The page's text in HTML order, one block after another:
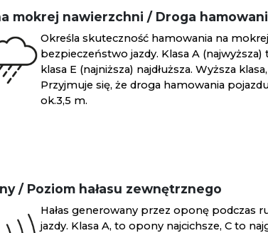
mokrej nawierzchni / Droga
Określa skuteczność hamowania na
bezpieczeństwo jazdy. Klasa A
klasa E (najniższa) najdłuższa. Wyższa
Przyjmuje się, że droga hamowania
ok.3,5 m.
/ Poziom hałasu zewnętrznego
Hałas generowany przez oponę podczas
jazdy. Klasa A, to opony najcichsze, C to